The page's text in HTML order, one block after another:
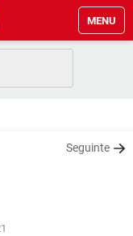
MENU
Seguinte